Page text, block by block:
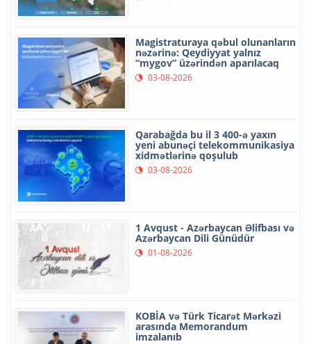
Magistraturaya qəbul olunanların
nəzərinə: Qeydiyyat yalnız
“mygov” üzərindən aparılacaq
03-08-2026
Qarabağda bu il 3 400-ə yaxın
yeni abunəçi telekommunikasiya
xidmətlərinə qoşulub
03-08-2026
1 Avqust - Azərbaycan Əlifbası və
Azərbaycan Dili Günüdür
01-08-2026
KOBİA və Türk Ticarət Mərkəzi
arasında Memorandum
imzalanıb